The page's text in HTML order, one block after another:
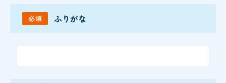
必須 ふりがな